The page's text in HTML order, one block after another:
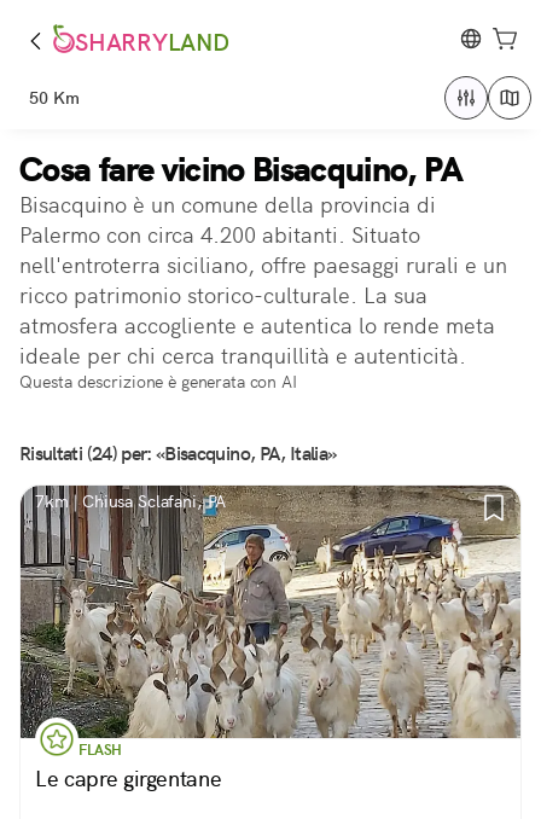
SHARRYLAND
50 Km
Cosa fare vicino Bisacquino, PA
Bisacquino è un comune della provincia di
Palermo con circa 4.200 abitanti. Situato
nell'entroterra siciliano, offre paesaggi rurali e un
ricco patrimonio storico-culturale. La sua
atmosfera accogliente e autentica lo rende meta
ideale per chi cerca tranquillità e autenticità.
Questa descrizione è generata con AI
Risultati (24) per: «Bisacquino, PA, Italia»
7km | Chiusa Sclafani, PA
FLASH
Le capre girgentane